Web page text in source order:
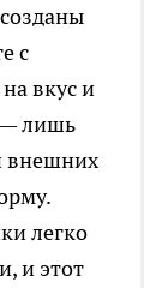
с
вкус и
— лишь
внешних
легко
и этот